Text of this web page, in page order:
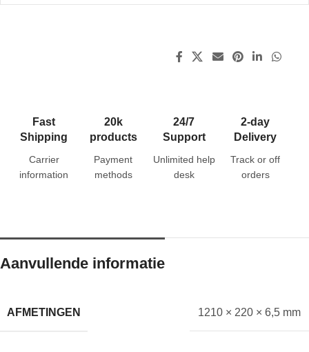
Fast
Shipping
Carrier
information
20k
products
Payment
methods
24/7
Support
Unlimited help
desk
2-day
Delivery
Track or off
orders
Aanvullende informatie
AFMETINGEN 1210 × 220 × 6,5 mm